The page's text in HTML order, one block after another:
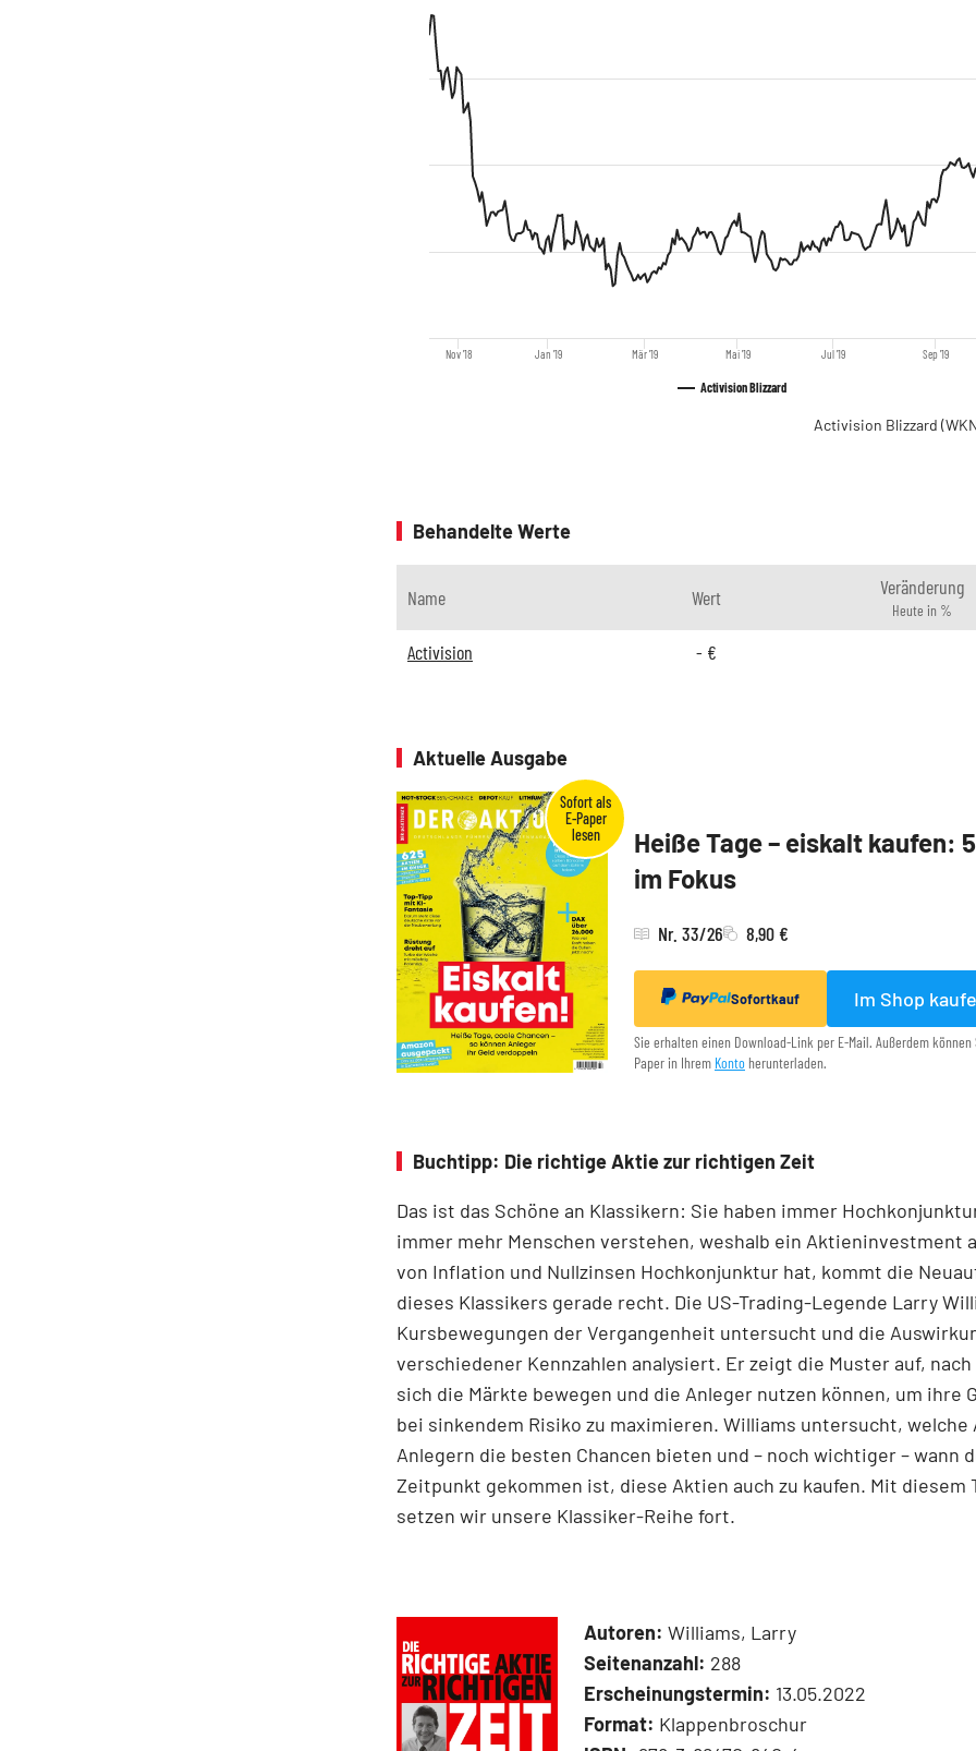
Activision Blizzard
Nov '18 Jan '19 Mär '19 Mai '19 Jul '19 Sep '19
Activision Blizzard
Behandelte Werte
Name Wert Veränderung
Heute in %
Activision - €
Aktuelle Ausgabe
Heiße Tage – eiskalt kaufen:
im Fokus
Nr. 33/26 8,90 €
Sofortkauf Im Shop
Sie erhalten einen Download-Link per E-Mail. Außerdem
Paper in Ihrem Konto herunterladen.
Buchtipp: Die richtige Aktie zur richtigen Zeit
Das ist das Schöne an Klassikern: Sie haben immer
immer mehr Menschen verstehen, weshalb ein Aktieninvestment
von Inflation und Nullzinsen Hochkonjunktur hat, kommt die
dieses Klassikers gerade recht. Die US-Trading-Legende Larry
Kursbewegungen der Vergangenheit untersucht und die
verschiedener Kennzahlen analysiert. Er zeigt die Muster auf, nach
sich die Märkte bewegen und die Anleger nutzen können, um ihre
bei sinkendem Risiko zu maximieren. Williams untersucht, welche
Anlegern die besten Chancen bieten und – noch wichtiger – wann
Zeitpunkt gekommen ist, diese Aktien auch zu kaufen. Mit diesem
setzen wir unsere Klassiker-Reihe fort.
Autoren: Williams, Larry
Seitenanzahl: 288
Erscheinungstermin: 13.05.2022
Format: Klappenbroschur